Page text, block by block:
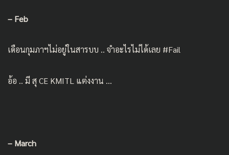
– Feb
เดือนกุมภาฯไม่อยู่ในสารบบ .. จำอะไรไม่ได้เลย #Fail
อ้อ .. มี สุ CE KMITL แต่งงาน …
– March